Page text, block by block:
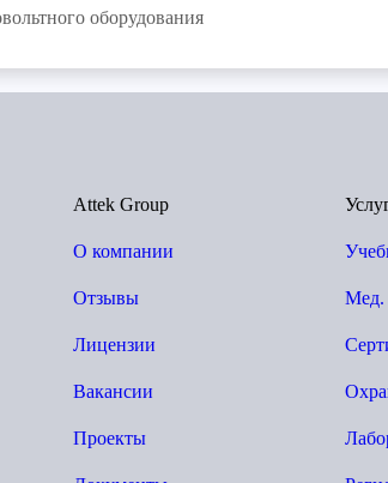
оборудования
Attek Group
О компании
Отзывы
Лицензии
Вакансии
Проекты
Мед.